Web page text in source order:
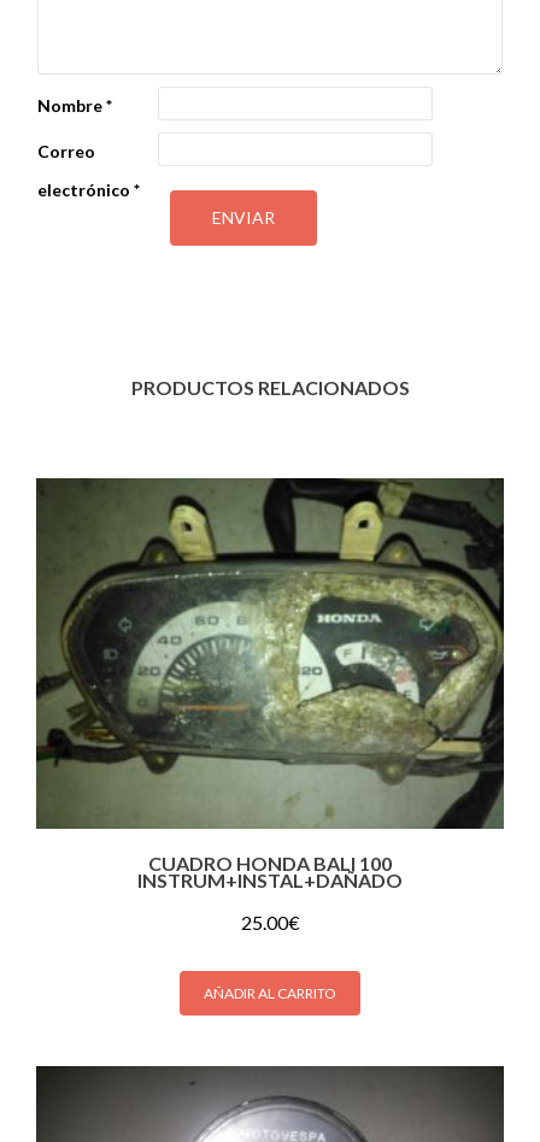
Nombre*
Correo
electrónico *
PRODUCTOS RELACIONADOS
CUADRO HONDA BALI 100
INSTRUM+INSTAL+DAÑADO
25.00€
AÑADIR AL CARRITO